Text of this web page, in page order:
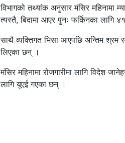
विभागको तथ्यांक अनुसार मंसिर महिनामा
त्यस्तै, बिदामा आएर पुनः फर्किनका
साथै व्यक्तिगत भिसा आएपछि अन्तिम
लिएका छन् ।
मंसिर महिनामा रोजगारीमा लागि विदेश
लागि यूएई गएका छन् ।